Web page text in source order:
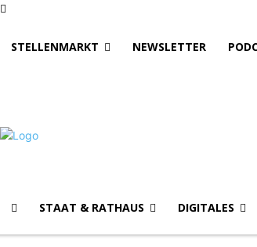
STELLENMARKT NEWSLETTER
STAAT & RATHAUS DIGITALES